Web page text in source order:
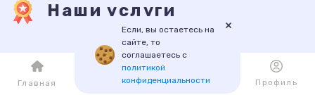
Наши услуги
АРЕНДА НОВОСТРОЙКИ ИПОТЕКА
Если, вы остаетесь на
сайте, то
соглашаетесь с
политикой
конфиденциальности
×
Главная Каталог Избранное Профиль